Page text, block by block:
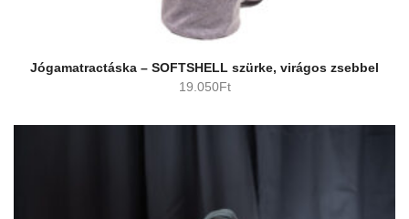
Jógamatractáska – SOFTSHELL szürke, virágos zsebbel
19.050Ft